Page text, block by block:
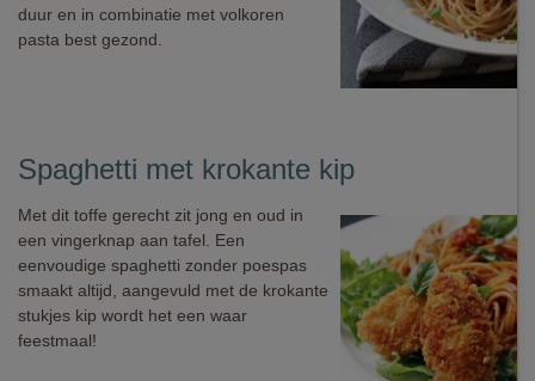
duur en in combinatie met volkoren
pasta best gezond.
Spaghetti met krokante kip
Met dit toffe gerecht zit jong en oud in
een vingerknap aan tafel. Een
eenvoudige spaghetti zonder poespas
smaakt altijd, aangevuld met de krokante
stukjes kip wordt het een waar
feestmaal!